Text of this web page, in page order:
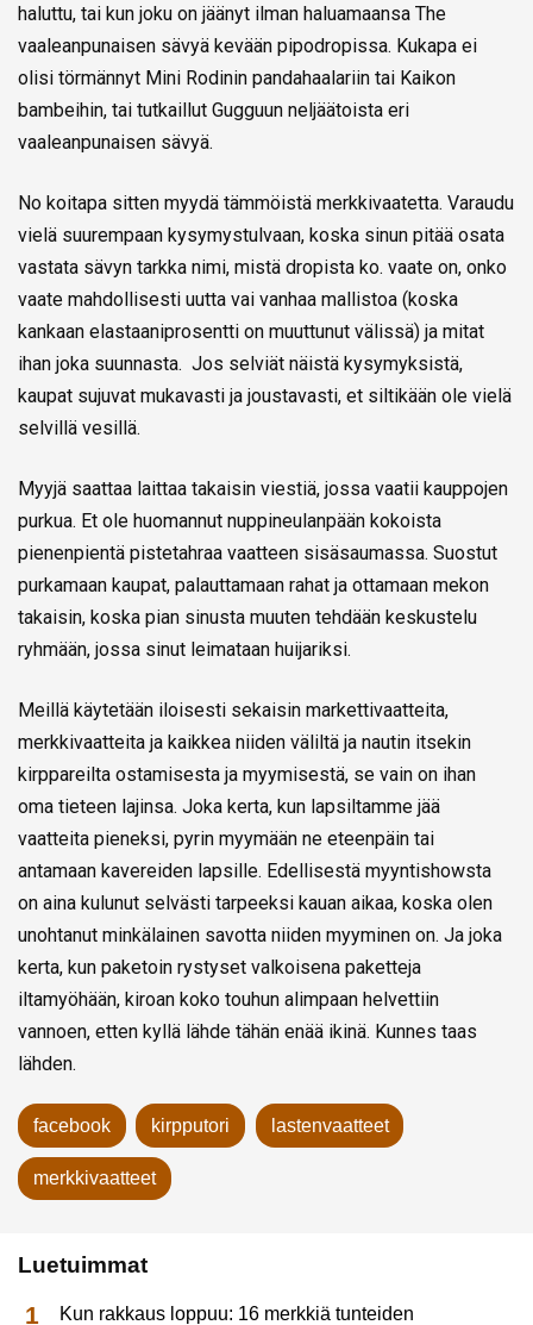
haluttu, tai kun joku on jäänyt ilman haluamaansa The
vaaleanpunaisen sävyä kevään pipodropissa. Kukapa ei
olisi törmännyt Mini Rodinin pandahaalariin tai Kaikon
bambeihin, tai tutkaillut Gugguun neljäätoista eri
vaaleanpunaisen sävyä.
No koitapa sitten myydä tämmöistä merkkivaatetta. Varaudu
vielä suurempaan kysymystulvaan, koska sinun pitää osata
vastata sävyn tarkka nimi, mistä dropista ko. vaate on, onko
vaate mahdollisesti uutta vai vanhaa mallistoa (koska
kankaan elastaaniprosentti on muuttunut välissä) ja mitat
ihan joka suunnasta. Jos selviät näistä kysymyksistä,
kaupat sujuvat mukavasti ja joustavasti, et siltikään ole vielä
selvillä vesillä.
Myyjä saattaa laittaa takaisin viestiä, jossa vaatii kauppojen
purkua. Et ole huomannut nuppineulanpään kokoista
pienenpientä pistetahraa vaatteen sisäsaumassa. Suostut
purkamaan kaupat, palauttamaan rahat ja ottamaan mekon
takaisin, koska pian sinusta muuten tehdään keskustelu
ryhmään, jossa sinut leimataan huijariksi.
Meillä käytetään iloisesti sekaisin markettivaatteita,
merkkivaatteita ja kaikkea niiden väliltä ja nautin itsekin
kirppareilta ostamisesta ja myymisestä, se vain on ihan
oma tieteen lajinsa. Joka kerta, kun lapsiltamme jää
vaatteita pieneksi, pyrin myymään ne eteenpäin tai
antamaan kavereiden lapsille. Edellisestä myyntishowsta
on aina kulunut selvästi tarpeeksi kauan aikaa, koska olen
unohtanut minkälainen savotta niiden myyminen on. Ja joka
kerta, kun paketoin rystyset valkoisena paketteja
iltamyöhään, kiroan koko touhun alimpaan helvettiin
vannoen, etten kyllä lähde tähän enää ikinä. Kunnes taas
lähden.
facebook kirpputori lastenvaatteet
merkkivaatteet
Luetuimmat
Kun rakkaus loppuu: 16 merkkiä tunteiden